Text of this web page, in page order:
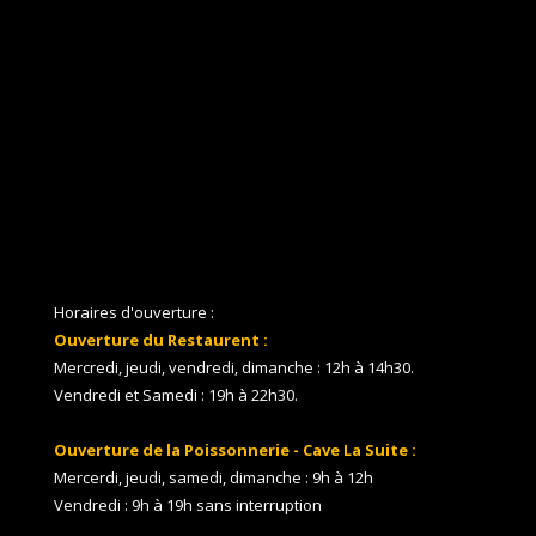
Horaires d'ouverture :
Ouverture du Restaurent :
Mercredi, jeudi, vendredi, dimanche : 12h à 14h30.
Vendredi et Samedi : 19h à 22h30.
Ouverture de la Poissonnerie - Cave La Suite :
Mercerdi, jeudi, samedi, dimanche : 9h à 12h
Vendredi : 9h à 19h sans interruption